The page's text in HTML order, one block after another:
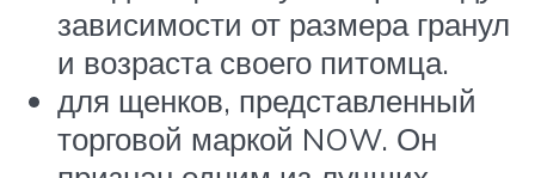
зависимости от размера гранул
и возраста своего питомца.
для щенков, представленный
торговой маркой NOW. Он